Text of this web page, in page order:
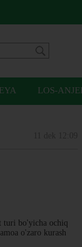
LOS-
turi bo'yicha ochiq
o'zaro kurash